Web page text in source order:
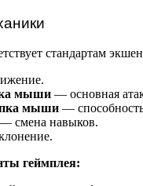
стандартам
мыши — основная
мыши —
— смена навыков.
геймплея: